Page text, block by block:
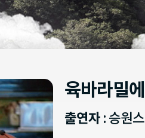
육바라밀
출연자: 승원